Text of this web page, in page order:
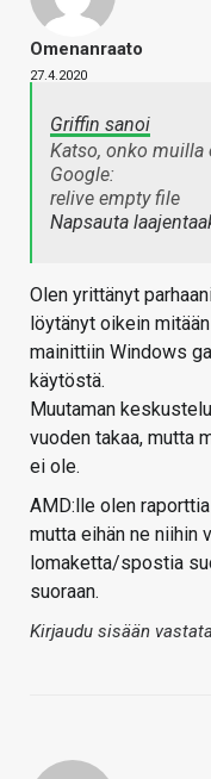
Omenanraato
27.4.2020
Griffin sanoi
Katso, onko muilla
Google:
relive empty file
Napsauta
Olen yrittänyt
löytänyt oikein
mainittiin Windows
käytöstä.
Muutaman
vuoden takaa, mutta
ei ole.
AMD:lle olen
mutta eihän ne niihin
lomaketta/spostia
suoraan.
Kirjaudu sisään